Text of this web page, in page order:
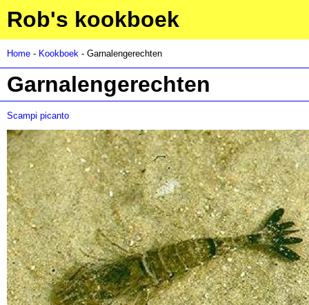
Rob's kookboek
Home - Kookboek - Garnalengerechten
Garnalengerechten
Scampi picanto